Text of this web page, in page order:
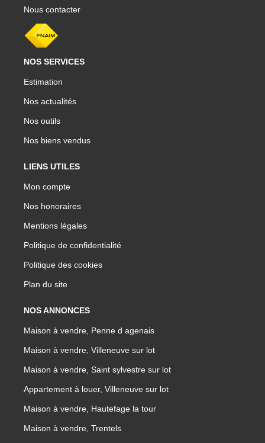
Nous contacter
NOS SERVICES
Estimation
Nos actualités
Nos outils
Nos biens vendus
LIENS UTILES
Mon compte
Nos honoraires
Mentions légales
Politique de confidentialité
Politique des cookies
Plan du site
NOS ANNONCES
Maison à vendre, Penne d agenais
Maison à vendre, Villeneuve sur lot
Maison à vendre, Saint sylvestre sur lot
Appartement à louer, Villeneuve sur lot
Maison à vendre, Hautefage la tour
Maison à vendre, Trentels